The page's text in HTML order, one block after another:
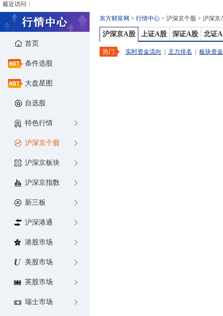
最近访问：
首页
条件选股
大盘星图
自选股
特色行情
沪深京个股
沪深京板块
沪深京指数
新三板
沪深港通
港股市场
美股市场
英股市场
瑞士市场
东方财富网 > 行情中心 > 沪深京个股 > 沪深京
沪深京A股 上证A股 深证A股 北证
热门 实时资金流向 主力排名 板块资金